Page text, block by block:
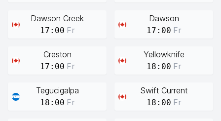
Dawson Creek
17:00 Fr
Dawson
17:00 Fr
Creston
17:00 Fr
Yellowknife
18:00 Fr
Tegucigalpa
18:00 Fr
Swift Current
18:00 Fr